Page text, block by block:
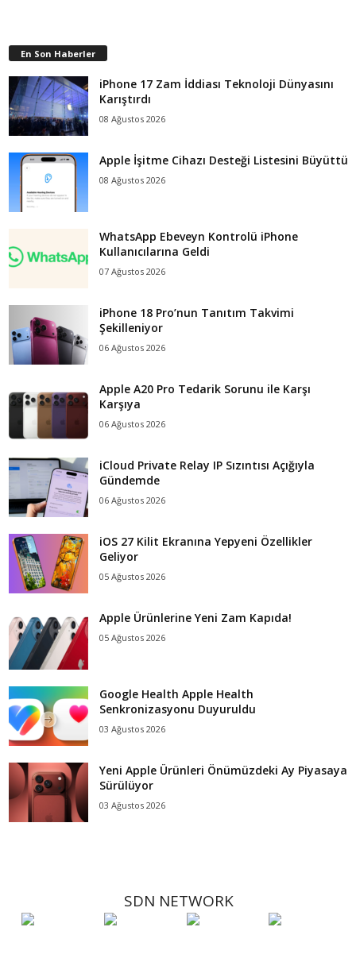
En Son Haberler
iPhone 17 Zam İddiası Teknoloji Dünyasını
Karıştırdı
08 Ağustos 2026
Apple İşitme Cihazı Desteği Listesini Büyüttü
08 Ağustos 2026
WhatsApp Ebeveyn Kontrolü iPhone
Kullanıcılarına Geldi
07 Ağustos 2026
iPhone 18 Pro’nun Tanıtım Takvimi
Şekilleniyor
06 Ağustos 2026
Apple A20 Pro Tedarik Sorunu ile Karşı
Karşıya
06 Ağustos 2026
iCloud Private Relay IP Sızıntısı Açığıyla
Gündemde
06 Ağustos 2026
iOS 27 Kilit Ekranına Yepyeni Özellikler
Geliyor
05 Ağustos 2026
Apple Ürünlerine Yeni Zam Kapıda!
05 Ağustos 2026
Google Health Apple Health
Senkronizasyonu Duyuruldu
03 Ağustos 2026
Yeni Apple Ürünleri Önümüzdeki Ay Piyasaya
Sürülüyor
03 Ağustos 2026
SDN NETWORK